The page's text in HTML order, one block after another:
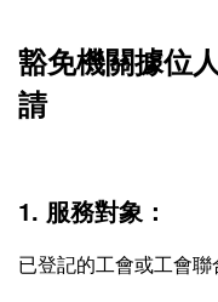
豁免機關據位
請
1. 服務對象：
已登記的工會或工會聯